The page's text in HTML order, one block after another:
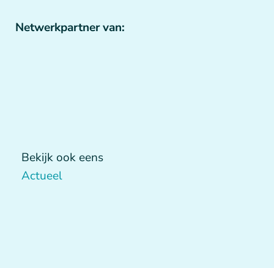
Netwerkpartner van:
Bekijk ook eens
Actueel